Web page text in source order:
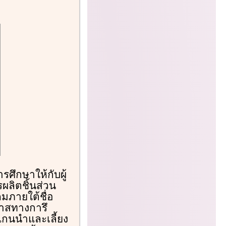
รศึกษาให้กับผู้
ผลิตชิ้นส่วน
มภายใต้ชื่อ
สทางการึ
นนำและเลี้ยง